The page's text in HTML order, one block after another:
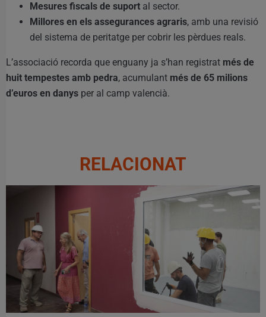
Mesures fiscals de suport al sector.
Millores en els assegurances agraris, amb una revisió
del sistema de peritatge per cobrir les pèrdues reals.
L’associació recorda que enguany ja s’han registrat més de
huit tempestes amb pedra, acumulant més de 65 milions
d’euros en danys per al camp valencià.
RELACIONAT